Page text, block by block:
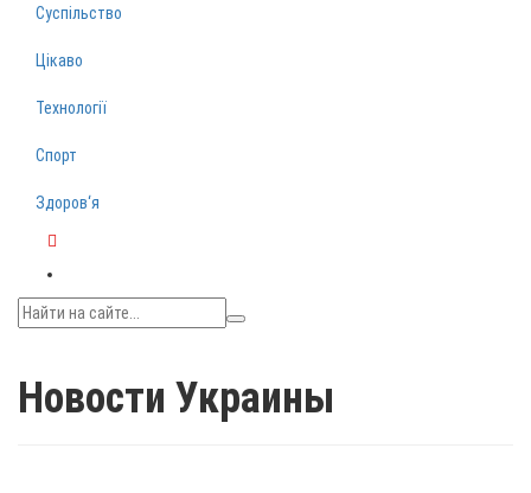
Суспільство
Цікаво
Технології
Спорт
Здоров‘я
Новости Украины